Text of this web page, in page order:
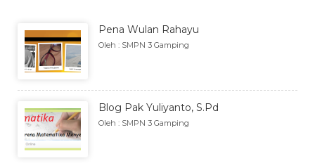
Pena Wulan Rahayu
Oleh : SMPN 3 Gamping
Blog Pak Yuliyanto, S.Pd
Oleh : SMPN 3 Gamping